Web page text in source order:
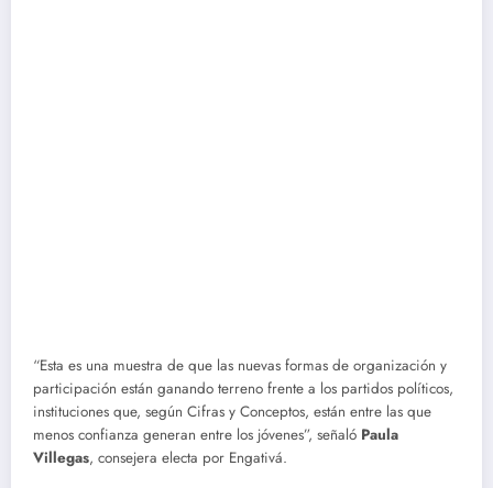
“Esta es una muestra de que las nuevas formas de organización y
participación están ganando terreno frente a los partidos políticos,
instituciones que, según Cifras y Conceptos, están entre las que
menos confianza generan entre los jóvenes”, señaló Paula
Villegas, consejera electa por Engativá.